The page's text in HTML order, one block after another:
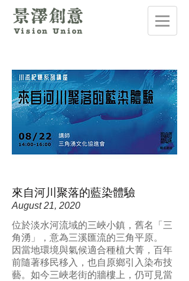
來自河川聚落的藍染體驗
August 21, 2020
位於淡水河流域的三峽小鎮，舊名「三
角湧」，意為三溪匯流的三角平原。
因當地環境與氣候適合種植大菁，百年
前隨著移民移入，也自原鄉引入染布技
藝。如今三峽老街的牆樓上，仍可見當